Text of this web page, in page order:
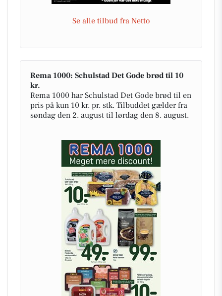
Se alle tilbud fra Netto
Rema 1000: Schulstad Det Gode brød til 10
kr.
Rema 1000 har Schulstad Det Gode brød til en
pris på kun 10 kr. pr. stk. Tilbuddet gælder fra
søndag den 2. august til lørdag den 8. august.